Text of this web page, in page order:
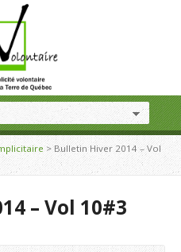
>Bulletin Hiver 2014 – Vol
– Vol 10#3